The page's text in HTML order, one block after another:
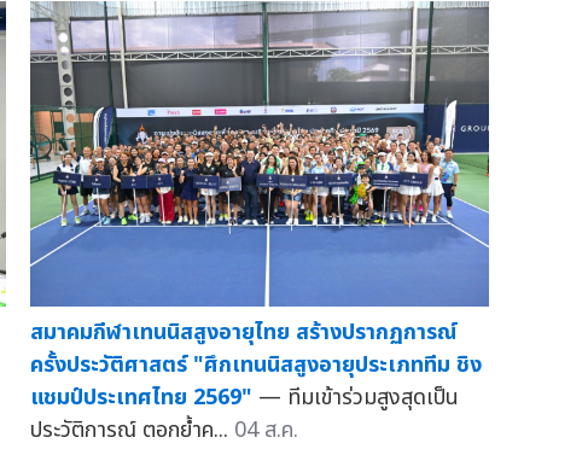
สมาคมกีฬาเทนนิสสูงอายุไทย สร้างปรากฏการณ์
ครั้งประวัติศาสตร์ "ศึกเทนนิสสูงอายุประเภททีม ชิง
แชมป์ประเทศไทย 2569" — ทีมเข้าร่วมสูงสุดเป็น
ประวัติการณ์ ตอกย้ำค... 04 ส.ค.